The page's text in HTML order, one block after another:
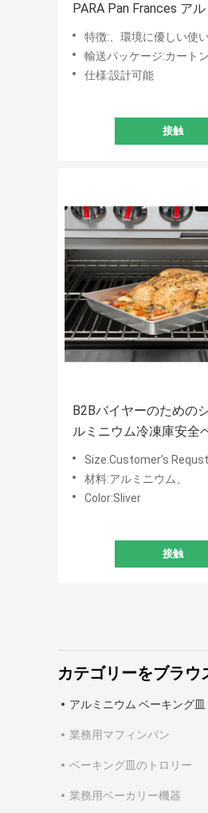
PARA Pan Frances ア
ゲット ベーキングトレ
パントレイ
特徴:、環境に優しい使い捨て可
輸送パッケージ:カートン
仕様:設計可能
接触
B2Bバイヤーのための
ルミニウム冷凍庫安全
トレイ
Size:Customer's Requst
材料:アルミニウム、
Color:Sliver
接触
カテゴリーをブラウ
アルミニウム ベーキング皿
業務用マフィンパン
ベーキング皿のトロリー
業務用ベーカリー機器